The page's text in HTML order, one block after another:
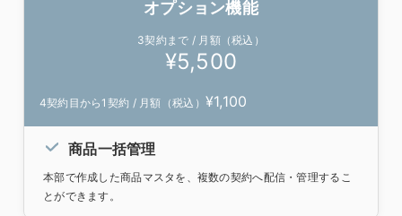
オプション機能
3契約まで / 月額（税込）
¥5,500
4契約目から 1契約 / 月額（税込） ¥1,100
商品一括管理
本部で作成した商品マスタを、複数の契約へ配信・管理するこ
とができます。